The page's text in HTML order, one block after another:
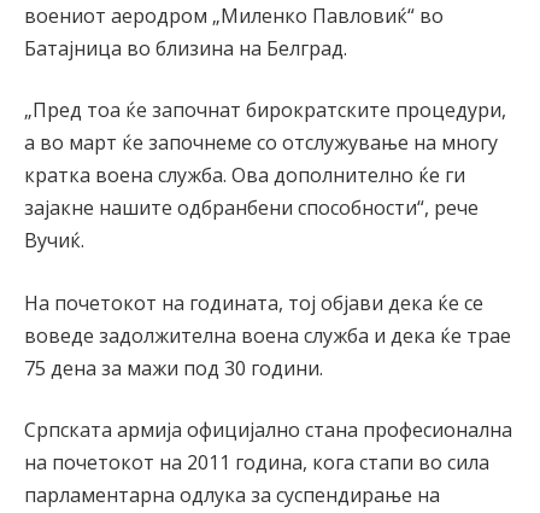
воениот аеродром „Миленко Павловиќ“ во
Батајница во близина на Белград.
„Пред тоа ќе започнат бирократските процедури,
а во март ќе започнеме со отслужување на многу
кратка воена служба. Ова дополнително ќе ги
зајакне нашите одбранбени способности“, рече
Вучиќ.
На почетокот на годината, тој објави дека ќе се
воведе задолжителна воена служба и дека ќе трае
75 дена за мажи под 30 години.
Српската армија официјално стана професионална
на почетокот на 2011 година, кога стапи во сила
парламентарна одлука за суспендирање на